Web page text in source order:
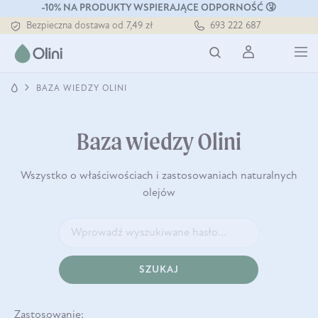
-10% NA PRODUKTY WSPIERAJĄCE ODPORNOŚĆ 🤧
Bezpieczna dostawa od 7,49 zł
Darmowa dostawa od 199 zł
Tłoczony zawsze na zimno
693 222 687
BAZA WIEDZY OLINI
Baza wiedzy Olini
Wszystko o właściwościach i zastosowaniach naturalnych
olejów
SZUKAJ
Zastosowanie: